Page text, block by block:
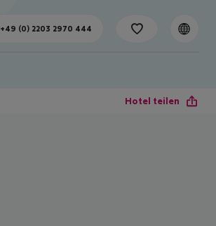
+49 (0) 2203 2970 444
Hotel teilen